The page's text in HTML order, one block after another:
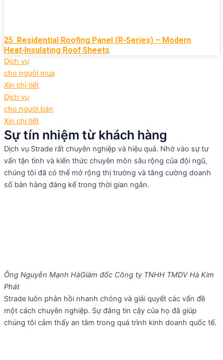
25. Residential Roofing Panel (R-Series) – Modern
Heat‑Insulating Roof Sheets
Dịch vụ
cho người mua
Xin chi tiết
Dịch vụ
cho người bán
Xin chi tiết
Sự tín nhiệm từ khách hàng
Dịch vụ Strade rất chuyên nghiệp và hiệu quả. Nhờ vào sự tư
vấn tận tình và kiến thức chuyên môn sâu rộng của đội ngũ,
chúng tôi đã có thể mở rộng thị trường và tăng cường doanh
số bán hàng đáng kể trong thời gian ngắn.
Ông Nguyễn Mạnh HàGiám đốc Công ty TNHH TMDV Hà Kim
Phát
Strade luôn phản hồi nhanh chóng và giải quyết các vấn đề
một cách chuyên nghiệp. Sự đáng tin cậy của họ đã giúp
chúng tôi cảm thấy an tâm trong quá trình kinh doanh quốc tế.